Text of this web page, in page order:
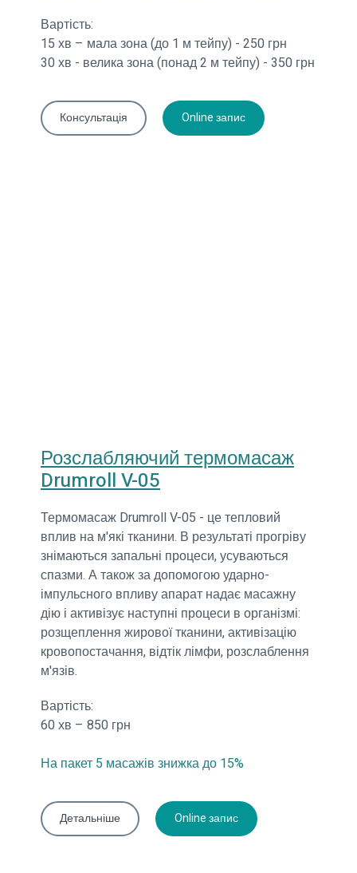
Вартість:
15 хв – мала зона (до 1 м тейпу) - 250 грн
30 хв - велика зона (понад 2 м тейпу) - 350 грн
Консультація Online запис
Розслабляючий термомасаж
Drumroll V-05
Термомасаж Drumroll V-05 - це тепловий
вплив на м'які тканини. В результаті прогріву
знімаються запальні процеси, усуваються
спазми. А також за допомогою ударно-
імпульсного впливу апарат надає масажну
дію і активізує наступні процеси в організмі:
розщеплення жирової тканини, активізацію
кровопостачання, відтік лімфи, розслаблення
м'язів.
Вартість:
60 хв – 850 грн
На пакет 5 масажів знижка до 15%
Детальніше Online запис